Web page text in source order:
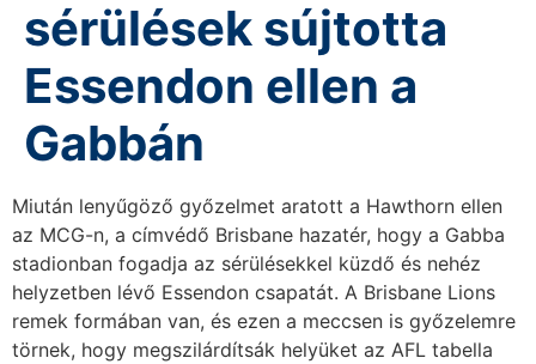
sérülések sújtotta
Essendon ellen a
Gabbán
Miután lenyűgöző győzelmet aratott a Hawthorn ellen
az MCG-n, a címvédő Brisbane hazatér, hogy a Gabba
stadionban fogadja az sérülésekkel küzdő és nehéz
helyzetben lévő Essendon csapatát. A Brisbane Lions
remek formában van, és ezen a meccsen is győzelemre
törnek, hogy megszilárdítsák helyüket az AFL tabella